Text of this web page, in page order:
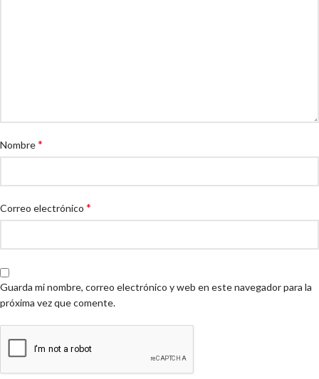
Nombre*
Correo electrónico *
Guarda mi nombre, correo electrónico y web en este navegador para la
próxima vez que comente.